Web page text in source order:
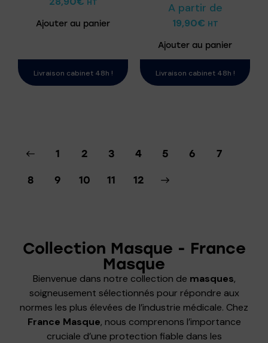
Ajouter au panier
Livraison cabinet 48h !
A partir de
19,90€ HT
Ajouter au panier
Livraison cabinet 48h !
1 2 3 4 5 6 7
8 9 10 11 12
→
Collection Masque - France
Masque
Bienvenue dans notre collection de masques,
soigneusement sélectionnés pour répondre aux
normes les plus élevées de l’industrie médicale. Chez
France Masque, nous comprenons l’importance
cruciale d’une protection fiable dans les